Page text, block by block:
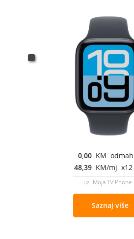
0,00 KM odmah
48,39 KM/mj x12
uz Moja TV Phone
Saznaj više